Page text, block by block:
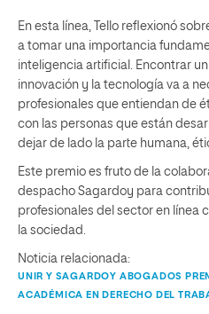
En esta línea, Tello reflexionó
a tomar una importancia
inteligencia artificial. Encontrar
innovación y la tecnología va a
profesionales que entiendan de
con las personas que están
dejar de lado la parte humana,
Este premio es fruto de la
despacho Sagardoy para
profesionales del sector en línea
la sociedad.
Noticia relacionada:
UNIR Y SAGARDOY ABOGADOS
ACADÉMICA EN DERECHO DEL